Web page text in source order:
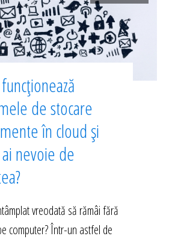
de stocare
în cloud și
nevoie de
vreodată să rămâi fără
computer? Într-un astfel de